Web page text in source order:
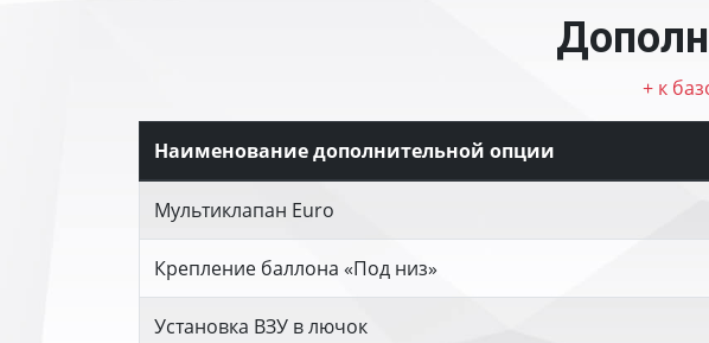
+ к
Наименование дополнительной опции
Мультиклапан Euro
Крепление баллона «Под низ»
Установка ВЗУ в лючок